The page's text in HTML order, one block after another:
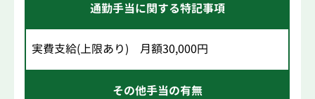
通勤手当に関する特記事項
実費支給(上限あり) 月額30,000円
その他手当の有無